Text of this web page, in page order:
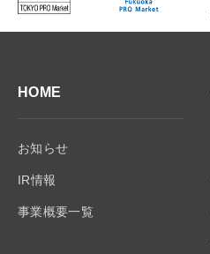
HOME
お知らせ
IR情報
事業概要一覧